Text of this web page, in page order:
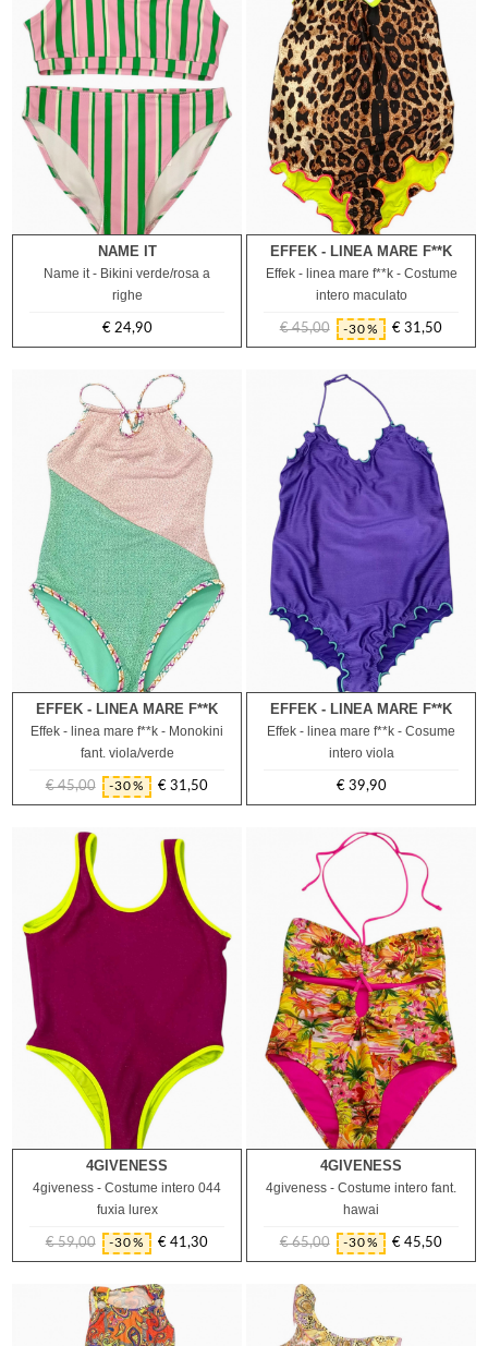
12A
NAME IT
Name it - Bikini verde/rosa a
righe
Prezzo
€ 24,90
8A 10A
EFFEK - LINEA MARE F**K
Effek - linea mare f**k - Costume
intero maculato
Prezzo
€ 45,00 -30%
Prezzo
€ 31,50
12A 14A
EFFEK - LINEA MARE F**K
Effek - linea mare f**k - Monokini
fant. viola/verde
Prezzo
€ 45,00 -30%
Prezzo
€ 31,50
EFFEK - LINEA MARE F**K
Effek - linea mare f**k - Cosume
intero viola
Prezzo
€ 39,90
6A 12A 16A
4GIVENESS
4giveness - Costume intero 044
fuxia lurex
Prezzo
€ 59,00 -30%
Prezzo
€ 41,30
8A 10A
4GIVENESS
4giveness - Costume intero fant.
hawai
Prezzo
€ 65,00 -30%
Prezzo
€ 45,50